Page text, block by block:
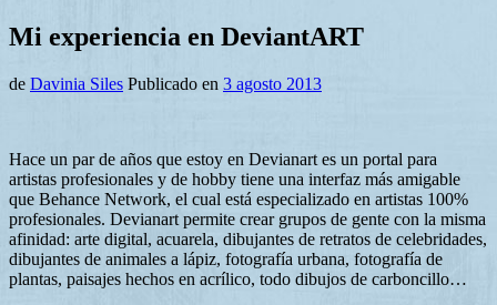
Mi experiencia en DeviantART
de Davinia Siles Publicado en 3 agosto 2013
Hace un par de años que estoy en Devianart es un portal para
artistas profesionales y de hobby tiene una interfaz más amigable
que Behance Network, el cual está especializado en artistas 100%
profesionales. Devianart permite crear grupos de gente con la misma
afinidad: arte digital, acuarela, dibujantes de retratos de celebridades,
dibujantes de animales a lápiz, fotografía urbana, fotografía de
plantas, paisajes hechos en acrílico, todo dibujos de carboncillo…